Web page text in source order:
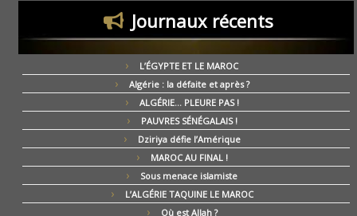
Journaux récents
L’ÉGYPTE ET LE MAROC
Algérie : la défaite et après ?
ALGÉRIE… PLEURE PAS !
PAUVRES SÉNÉGALAIS !
Dziriya défie l’Amérique
MAROC AU FINAL !
Sous menace islamiste
L’ALGÉRIE TAQUINE LE MAROC
Où est Allah ?